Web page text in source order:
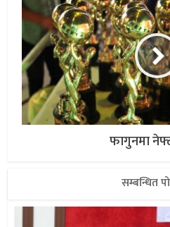
फागुनमा
सम्बन्धित